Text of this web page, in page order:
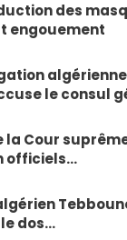
des
engouement
le consul
la Cour
officiels…
dos…